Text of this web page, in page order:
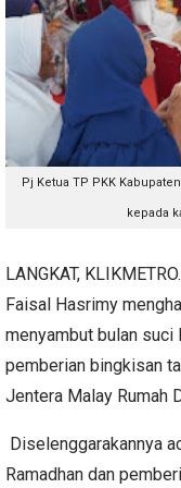
Pj Ketua TP PKK
kepada
LANGKAT,
Faisal Hasrimy
menyambut bulan suci
pemberian bingkisan
Jentera Malay Rumah
Diselenggarakannya
Ramadhan dan